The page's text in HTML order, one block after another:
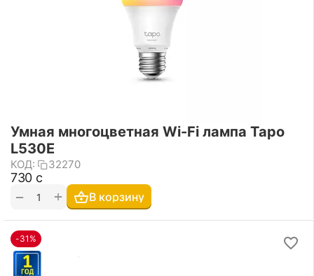
Умная многоцветная Wi-Fi лампа Tapo
L530E
КОД: 32270
‍730‍ с
+
− В корзину
-31%